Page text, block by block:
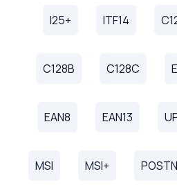
I25+ ITF14
C128B C128C
EAN8 EAN13
MSI MSI+